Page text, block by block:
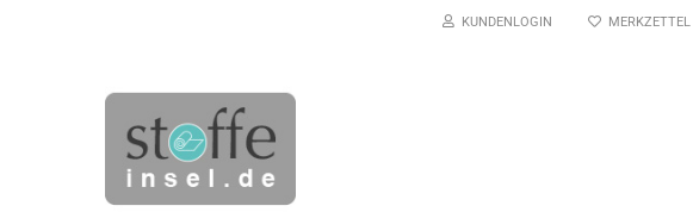
KUNDENLOGIN MERKZETTEL